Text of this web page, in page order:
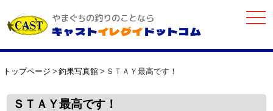
やまぐちの釣りのことなら
キャストイレグイドットコム
トップページ 釣果写真館 ＳＴＡＹ最高です！
ＳＴＡＹ最高です！